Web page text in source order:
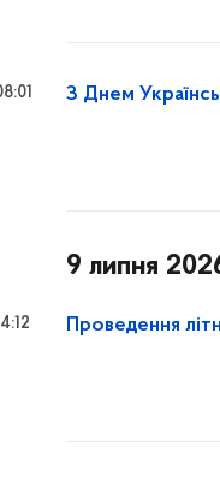
З Днем
9 липня
Проведення